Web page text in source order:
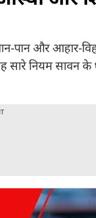
पान और आहार-
सारे नियम सावन